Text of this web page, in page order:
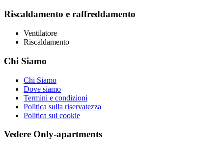
Riscaldamento e raffreddamento
Ventilatore
Riscaldamento
Chi Siamo
Chi Siamo
Dove siamo
Termini e condizioni
Politica sulla riservatezza
Politica sui cookie
Vedere Only-apartments